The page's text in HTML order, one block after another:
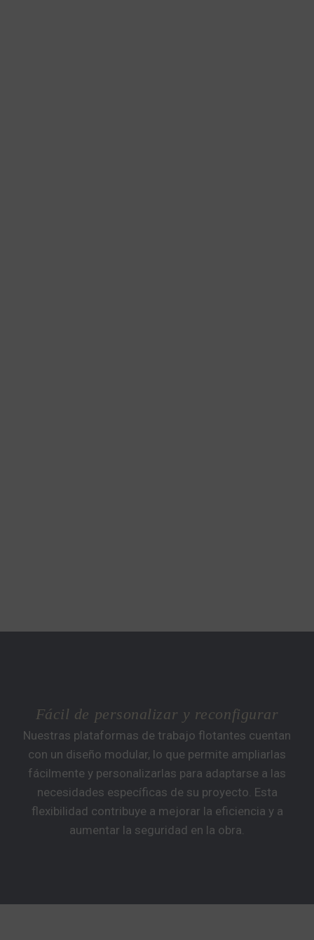
Fácil de personalizar y reconfigurar
Nuestras plataformas de trabajo flotantes cuentan
con un diseño modular, lo que permite ampliarlas
fácilmente y personalizarlas para adaptarse a las
necesidades específicas de su proyecto. Esta
flexibilidad contribuye a mejorar la eficiencia y a
aumentar la seguridad en la obra.